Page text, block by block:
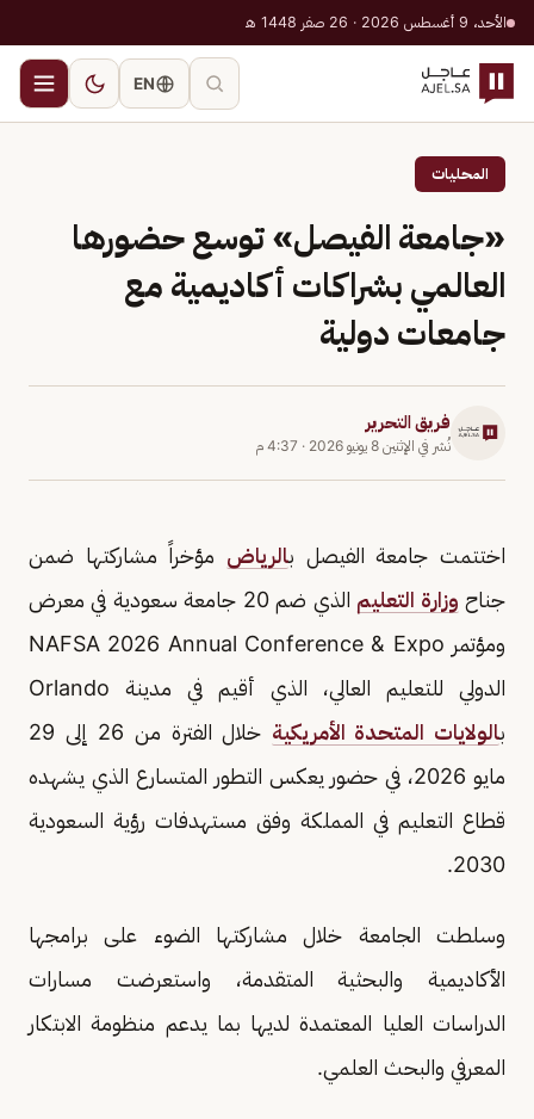
الأحد، 9 أغسطس 2026 · 26 صفر 1448 هـ
EN
المحليات
«جامعة الفيصل» توسع حضورها
العالمي بشراكات أكاديمية مع
جامعات دولية
فريق التحرير
نُشر في الإثنين 8 يونيو 2026 · 4:37 م
اختتمت جامعة الفيصل بالرياض مؤخراً مشاركتها ضمن
جناح وزارة التعليم
الذي ضم 20 جامعة سعودية في معرض
ومؤتمر NAFSA 2026 Annual Conference & Expo
الدولي للتعليم العالي، الذي أقيم في مدينة Orlando
بالولايات المتحدة الأمريكية
خلال الفترة من 26 إلى 29
مايو 2026، في حضور يعكس التطور المتسارع الذي يشهده
قطاع التعليم في المملكة وفق مستهدفات رؤية السعودية
2030.
وسلطت الجامعة خلال مشاركتها الضوء على برامجها
الأكاديمية والبحثية المتقدمة، واستعرضت مسارات
الدراسات العليا المعتمدة لديها بما يدعم منظومة الابتكار
المعرفي والبحث العلمي.